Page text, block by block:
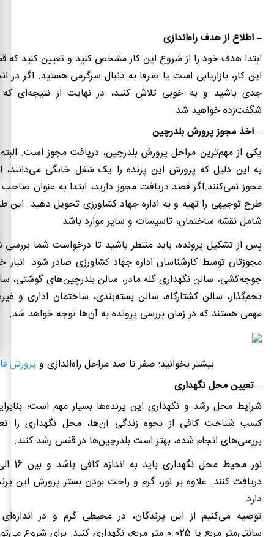
– اطلاع از هدف راه‌اندازی
ابتدا هدف خود را از شروع این کار مشخص کنید و تعیین کنید که
این کار، بازاریابی است یا صرفا به دنبال سرگرمی هستید. اگر در
جدی باشید و به خوبی تلاش کنید، در نهایت از نتیجه‌ای
شگفت‌زده خواهید شد.
– اخذ مجوز پرورش بلدرچین
یکی از مهم‌ترین مراحل پرورش بلدرچین، دریافت مجوز است. البته
به‌ این دلیل که پرورش این پرنده را یک شغل خانگی می‌دانند،
مجوز نمی‌کنند.اگر قصد دریافت مجوز دارید، ابتدا به‌ عنوان
طرح توجیهی را تهیه و به اداره جهاد کشاورزی تحویل دهید. این
شامل نقشه ساختمان، تاسیسات و سایر موارد باشد.
پس از تشکیل پرونده، باید منتظر باشید تا درخواست شما
مجوزتان توسط کارشناسان اداره جهاد کشاورزی صادر شود. انبار
جوجه‌کشی، سالن نگهداری گله مادر، سالن بلدرچین‌های گوشتی،
تخم‌گذار، سالن کشتارگاه، سالن بسته‌بندی، ساختمان اداری و
مهمی هستند که در زمان بررسی پرونده به آن‌ها توجه خواهد شد.
بیشتر بخوانید: صفر تا صد مراحل راه‌اندازی و پرورش
– تعیین محل نگهداری
شرایط محل رشد و نگهداری این پرنده‌ها بسیار مهم است؛
کسب شناخت کافی از نحوه زندگی آن‌ها، محل نگهداری را
بررسی‌های انجام شده، بهتر است بلدرچین‌ها در قفس رشد کنند.
دریافت کنند. علاوه بر نور، گرم و راحت بودن بستر پرورش این
دارد.
سانتی‌متر مربع یا 0.025 متر مربع، نگهداری کنید. برای